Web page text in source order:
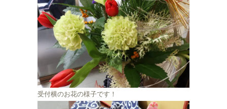
受付横のお花の様子です！